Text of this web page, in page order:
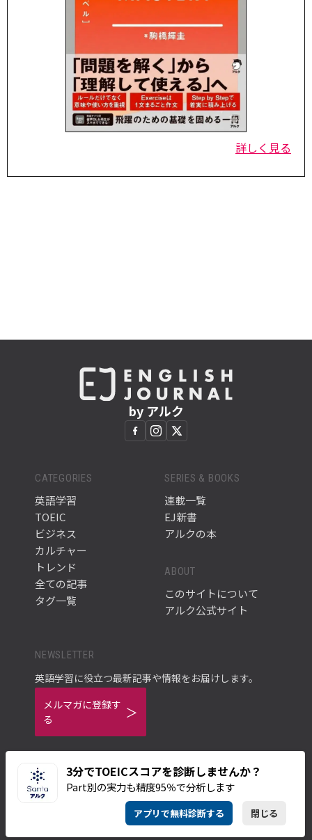
詳しく見る
3分でTOEICスコアを診断しませんか？
Part別の実力も精度95％で分析します
アプリで無料診断する 閉じる
by アルク
CATEGORIES
英語学習
TOEIC
ビジネス
カルチャー
トレンド
全ての記事
タグ一覧
SERIES & BOOKS
連載一覧
EJ新書
アルクの本
ABOUT
このサイトについて
アルク公式サイト
NEWSLETTER
英語学習に役立つ最新記事や情報をお届けします。
メルマガに登録す
る
プライバシーポリシー